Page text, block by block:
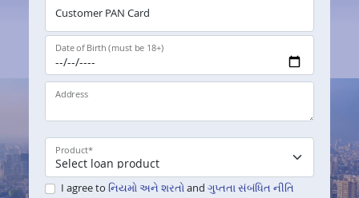
Customer PAN Card
Date of Birth (must be 18+)
Address
Product*
I agree to નિયમો અને શરતોand ગુપ્તતા સંબંધિત નીતિ